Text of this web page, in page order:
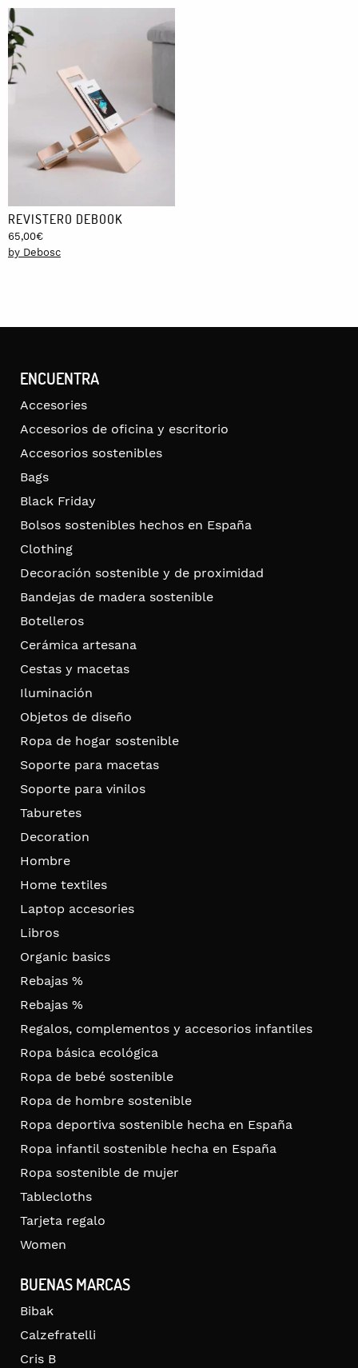
REVISTERO DEBOOK
65,00€
by Debosc
ENCUENTRA
Accesories
Accesorios de oficina y escritorio
Accesorios sostenibles
Bags
Black Friday
Bolsos sostenibles hechos en España
Clothing
Decoración sostenible y de proximidad
Bandejas de madera sostenible
Botelleros
Cerámica artesana
Cestas y macetas
Iluminación
Objetos de diseño
Ropa de hogar sostenible
Soporte para macetas
Soporte para vinilos
Taburetes
Decoration
Hombre
Home textiles
Laptop accesories
Libros
Organic basics
Rebajas %
Rebajas %
Regalos, complementos y accesorios infantiles
Ropa básica ecológica
Ropa de bebé sostenible
Ropa de hombre sostenible
Ropa deportiva sostenible hecha en España
Ropa infantil sostenible hecha en España
Ropa sostenible de mujer
Tablecloths
Tarjeta regalo
Women
BUENAS MARCAS
Bibak
Calzefratelli
Cris B